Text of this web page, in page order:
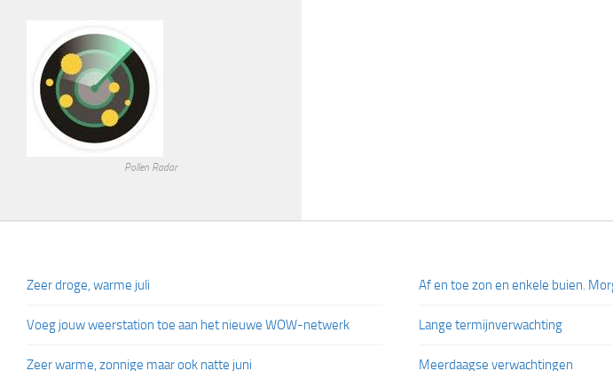
Pollen Radar
Zeer droge, warme juli
Voeg jouw weerstation toe aan het nieuwe WOW-netwerk
Zeer warme, zonnige maar ook natte juni
Af en toe zon en enkele buien.
Lange termijnverwachting
Meerdaagse verwachtingen